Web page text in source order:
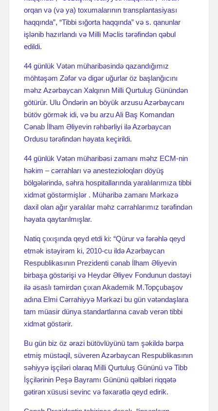
orqan və (və ya) toxumalarının transplantasiyası
haqqında”, “Tibbi sığorta haqqında” və s. qanunlar
işlənib hazırlandı və Milli Məclis tərəfindən qəbul
edildi.
44 günlük Vətən müharibəsində qazandığımız
möhtəşəm Zəfər və digər uğurlar öz başlanğıcını
məhz Azərbaycan Xalqının Milli Qurtuluş Günündən
götürür. Ulu Öndərin ən böyük arzusu Azərbaycanı
bütöv görmək idi, və bu arzu Ali Baş Komandan
Cənab İlham Əliyevin rəhbərliyi ilə Azərbaycan
Ordusu tərəfindən həyata keçirildi.
44 günlük Vətən müharibəsi zamanı məhz ECM-nin
həkim – cərrahları və anestezioloqları döyüş
bölgələrində, səhra hospitallarında yaralılarımıza tibbi
xidmət göstərmişlər . Müharibə zamanı Mərkəzə
daxil olan ağır yaralılar məhz cərrahlarımız tərəfindən
həyata qaytarılmışlar.
Natiq çıxışında qeyd etdi ki: “Qürur və fərəhlə qeyd
etmək istəyirəm ki, 2010-cu ildə Azərbaycan
Respublikasının Prezidenti cənab İlham Əliyevin
birbaşa göstərişi və Heydər Əliyev Fondunun dəstəyi
ilə əsaslı təmirdən çıxan Akademik M.Topçubaşov
adına Elmi Cərrahiyyə Mərkəzi bu gün vətəndaşlara
tam müasir dünya standartlarına cavab verən tibbi
xidmət göstərir.
Bu gün biz öz ərazi bütövlüyünü tam şəkildə bərpa
etmiş müstəqil, süveren Azərbaycan Respublikasının
səhiyyə işçiləri olaraq Milli Qurtuluş Gününü və Tibb
İşçilərinin Peşə Bayramı Gününü qəlbləri riqqətə
gətirən xüsusi sevinc və fəxarətlə qeyd edirik.